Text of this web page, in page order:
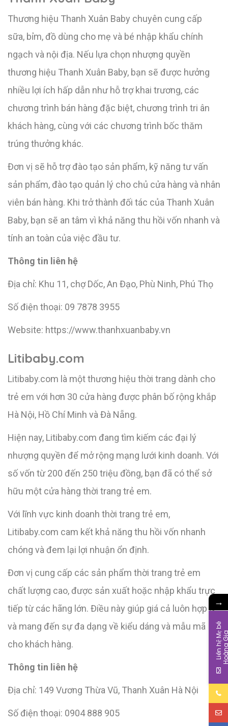
Thương hiệu Thanh Xuân Baby chuyên cung cấp
sữa, bỉm, đồ dùng cho mẹ và bé nhập khẩu chính
ngạch và nội địa. Nếu lựa chọn nhượng quyền
thương hiệu Thanh Xuân Baby, bạn sẽ được hưởng
nhiều lợi ích hấp dẫn như hỗ trợ khai trương, các
chương trình bán hàng đặc biệt, chương trình tri ân
khách hàng, cùng với các chương trình bốc thăm
trúng thưởng khác.
Đơn vị sẽ hỗ trợ đào tạo sản phẩm, kỹ năng tư vấn
sản phẩm, đào tạo quản lý cho chủ cửa hàng và nhân
viên bán hàng. Khi trở thành đối tác của Thanh Xuân
Baby, bạn sẽ an tâm vì khả năng thu hồi vốn nhanh và
tính an toàn của việc đầu tư.
Thông tin liên hệ
Địa chỉ: Khu 11, chợ Dốc, An Đạo, Phù Ninh, Phú Thọ
Số điện thoại: 09 7878 3955
Website: https://www.thanhxuanbaby.vn
Litibaby.com
Litibaby.com là một thương hiệu thời trang dành cho
trẻ em với hơn 30 cửa hàng được phân bố rộng khắp
Hà Nội, Hồ Chí Minh và Đà Nẵng.
Hiện nay, Litibaby.com đang tìm kiếm các đại lý
nhượng quyền để mở rộng mạng lưới kinh doanh. Với
số vốn từ 200 đến 250 triệu đồng, bạn đã có thể sở
hữu một cửa hàng thời trang trẻ em.
Với lĩnh vực kinh doanh thời trang trẻ em,
Litibaby.com cam kết khả năng thu hồi vốn nhanh
chóng và đem lại lợi nhuận ổn định.
Đơn vị cung cấp các sản phẩm thời trang trẻ em
chất lượng cao, được sản xuất hoặc nhập khẩu trực
tiếp từ các hãng lớn. Điều này giúp giá cả luôn hợp lý
và mang đến sự đa dạng về kiểu dáng và mẫu mã
cho khách hàng.
Thông tin liên hệ
Địa chỉ: 149 Vương Thừa Vũ, Thanh Xuân Hà Nội
Số điện thoại: 0904 888 905
→
L
i
ê
n
h
ệ
M
b
é
H
o
à
n
g
G
i